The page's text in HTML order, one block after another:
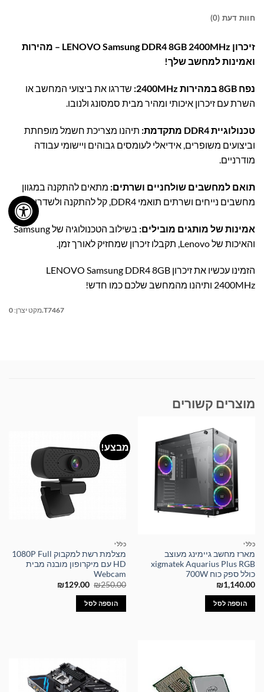
חוות דעת (0)
זיכרון LENOVO Samsung DDR4 8GB 2400MHz – מהירות
ואמינות למחשב שלך!
נפח 8GB במהירות 2400MHz:
שדרגו את ביצועי המחשב או
השרת עם זיכרון איכותי ומהיר מבית סמסונג ולנובו.
טכנולוגיית DDR4 מתקדמת:
תיהנו מצריכת חשמל מופחתת
וביצועים משופרים, אידיאלי לעומסים גבוהים ויישומי עבודה
מודרניים.
תואם למחשבים שולחניים ושרתים: מתאים להתקנה במגוון
מחשבים נייחים ושרתים תואמי DDR4, קל להתקנה ולשדרוג.
אמינות של מותגים מובילים:
בשילוב הטכנולוגיה של Samsung
והאיכות של Lenovo, תקבלו זיכרון שמחזיק לאורך זמן.
הזמינו עכשיו את זיכרון LENOVO Samsung DDR4 8GB
2400MHz ותיהנו מהמחשב שלכם כמו חדש!
מקט יצרן:0.T7467
מוצרים קשורים
כללי
מארז מחשב גיימינג מעוצב
xigmatek Aquarius Plus RGB
כולל ספק כוח 700W
₪1,140.00
הוספה לסל
מבצע!
כללי
מצלמת רשת למקבוק 1080P Full
HD עם מיקרופון מובנה מבית
Webcam
₪250.00
המחיר
היה:
₪250.00.
₪129.00
המחיר
הוספה לסל